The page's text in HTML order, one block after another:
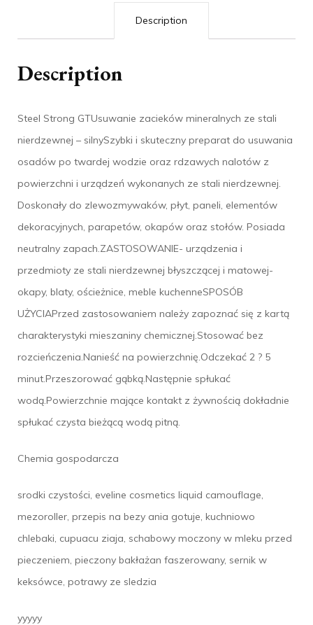
Description
Description
Steel Strong GTUsuwanie zacieków mineralnych ze stali
nierdzewnej – silnySzybki i skuteczny preparat do usuwania
osadów po twardej wodzie oraz rdzawych nalotów z
powierzchni i urządzeń wykonanych ze stali nierdzewnej.
Doskonały do zlewozmywaków, płyt, paneli, elementów
dekoracyjnych, parapetów, okapów oraz stołów. Posiada
neutralny zapach.ZASTOSOWANIE- urządzenia i
przedmioty ze stali nierdzewnej błyszczącej i matowej-
okapy, blaty, ościeżnice, meble kuchenneSPOSÓB
UŻYCIAPrzed zastosowaniem należy zapoznać się z kartą
charakterystyki mieszaniny chemicznej.Stosować bez
rozcieńczenia.Nanieść na powierzchnię.Odczekać 2 ? 5
minut.Przeszorować gąbką.Następnie spłukać
wodą.Powierzchnie mające kontakt z żywnością dokładnie
spłukać czysta bieżącą wodą pitną.
Chemia gospodarcza
srodki czystości, eveline cosmetics liquid camouflage,
mezoroller, przepis na bezy ania gotuje, kuchniowo
chlebaki, cupuacu ziaja, schabowy moczony w mleku przed
pieczeniem, pieczony bakłażan faszerowany, sernik w
keksówce, potrawy ze sledzia
yyyyy